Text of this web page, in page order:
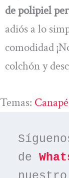
de polipiel
adiós a lo
comodidad
colchón y
Temas: Canapé
de